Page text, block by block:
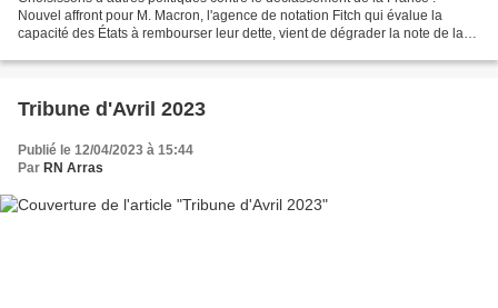
Nouvel affront pour M. Macron, l'agence de notation Fitch qui évalue la
capacité des États à rembourser leur dette, vient de dégrader la note de la
Tribune d'Avril 2023
Publié le 12/04/2023 à 15:44
Par RN Arras